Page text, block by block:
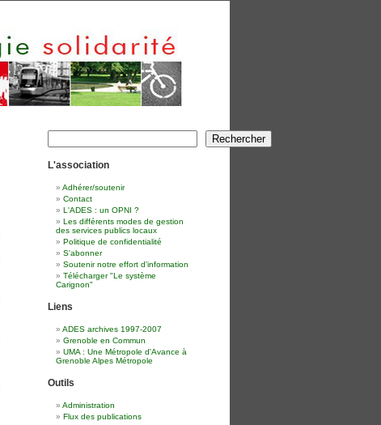
Rechercher Rechercher
L'association
Adhérer/soutenir
Contact
L'ADES : un OPNI ?
Les différents modes de gestion
des services publics locaux
Politique de confidentialité
S'abonner
Soutenir notre effort d'information
Télécharger "Le système
Carignon"
Liens
ADES archives 1997-2007
Grenoble en Commun
UMA : Une Métropole d'Avance à
Grenoble Alpes Métropole
Outils
Administration
Flux des publications